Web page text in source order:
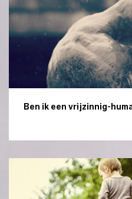
Ben ik een vrijzinnig-